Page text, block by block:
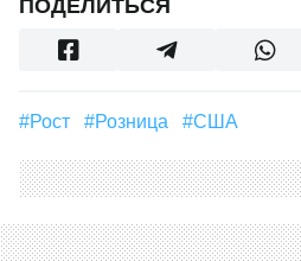
ПОДЕЛИТЬСЯ
#рост #розница #США